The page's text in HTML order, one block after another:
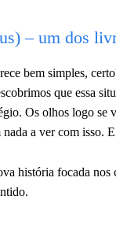
– um dos
bem simples,
que essa
Os olhos logo se
a ver com isso.
história focada